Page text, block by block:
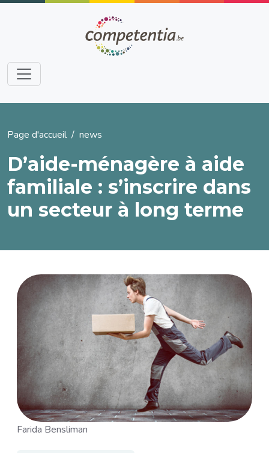
Aller au contenu principal
Fil d'Ariane
Page d'accueil news
D’aide-ménagère à aide
familiale : s’inscrire dans
un secteur à long terme
Image
Farida Bensliman